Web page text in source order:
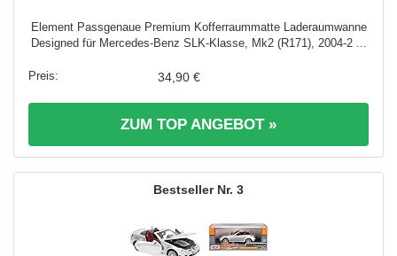
Element Passgenaue Premium Kofferraummatte Laderaumwanne
Designed für Mercedes-Benz SLK-Klasse, Mk2 (R171), 2004-2 ...
34,90 €
ZUM TOP ANGEBOT »
3